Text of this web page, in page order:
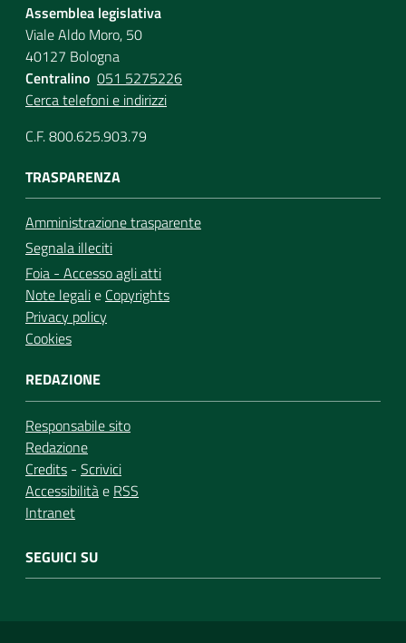
Assemblea legislativa
Viale Aldo Moro, 50
40127 Bologna
Centralino 051 5275226
Cerca telefoni e indirizzi
C.F. 800.625.903.79
TRASPARENZA
Amministrazione trasparente
Segnala illeciti
Foia - Accesso agli atti
Note legalie Copyrights
Privacy policy
Cookies
REDAZIONE
Responsabile sito
Redazione
Credits - Scrivici
Accessibilitàe RSS
Intranet
SEGUICI SU